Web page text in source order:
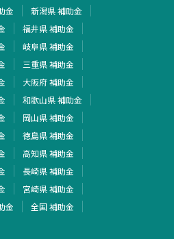
金
新潟県 補助金
福井県 補助金
岐阜県 補助金
三重県 補助金
大阪府 補助金
和歌山県 補助金
岡山県 補助金
徳島県 補助金
高知県 補助金
長崎県 補助金
宮崎県 補助金
金
全国 補助金